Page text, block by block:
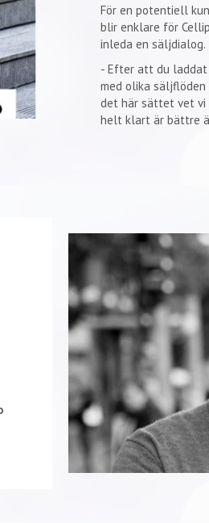
För en potentiell
blir enklare för
inleda en säljdialog.
- Efter att du
med olika säljflöden
det här sättet vet
helt klart är bättre